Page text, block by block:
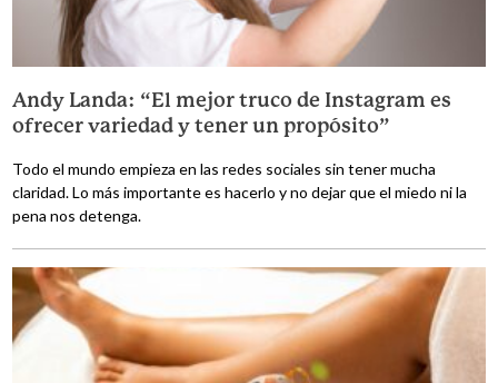
Andy Landa: “El mejor truco de Instagram es
ofrecer variedad y tener un propósito”
Todo el mundo empieza en las redes sociales sin tener mucha
claridad. Lo más importante es hacerlo y no dejar que el miedo ni la
pena nos detenga.